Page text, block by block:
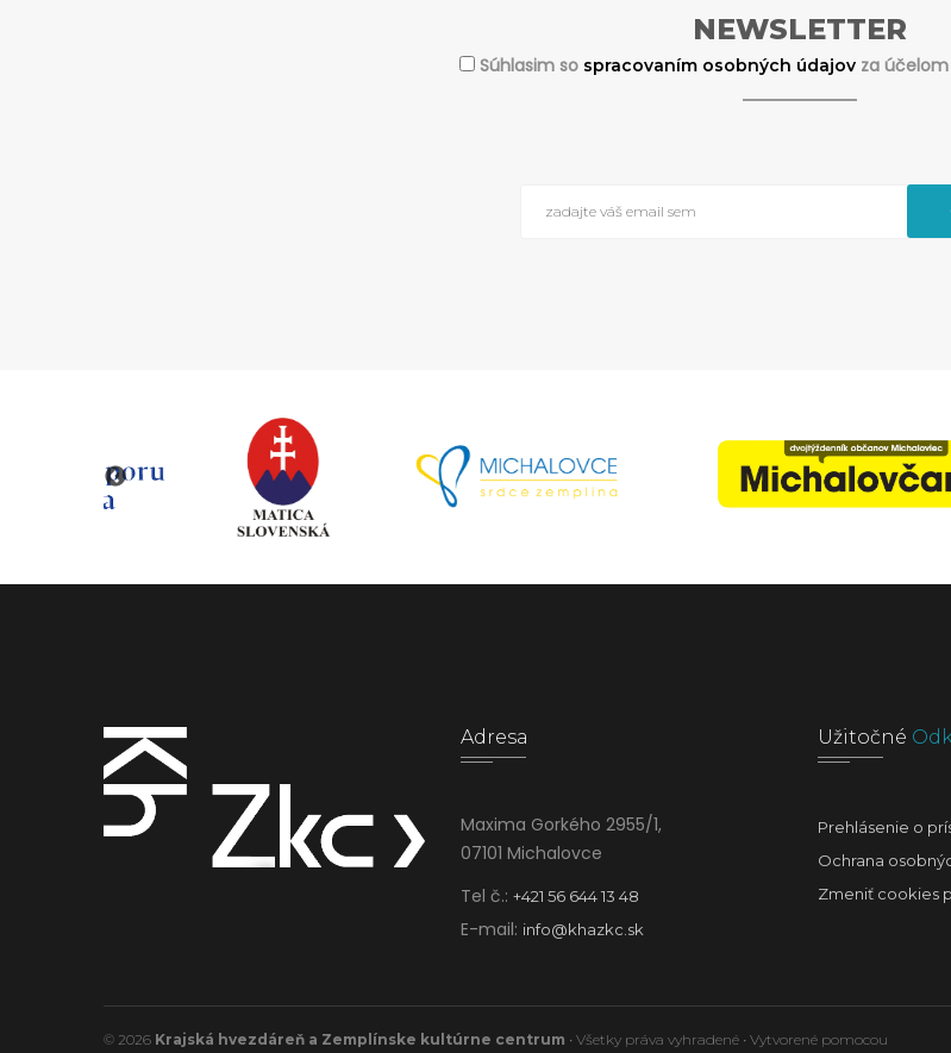
NEWSLETTER
Súhlasim so spracovaním osobných údajov za
Adresa
Maxima Gorkého 2955/1,
07101 Michalovce
Tel č.: +421 56 644 13 48
E-mail: info@khazkc.sk
Užitočné
Prehlásenie o
Ochrana
Zmeniť cookies
© 2026 Krajská hvezdáreň a Zemplínske kultúrne centrum • Všetky práva vyhradené • Vytvorené pomocou